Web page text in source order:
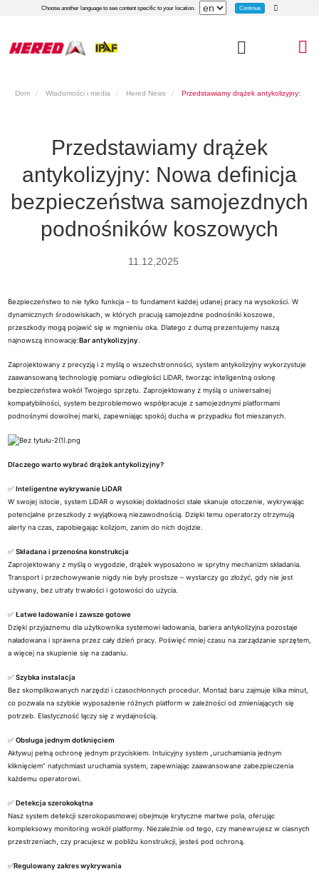
Choose another language to see content specific to your location. Continue
Dom Wiadomości i media Hered News
Przedstawiamy drążek
antykolizyjny: Nowa definicja
bezpieczeństwa samojezdnych
podnośników koszowych
11.12,2025
Bezpieczeństwo to nie tylko funkcja – to fundament każdej udanej pracy na wysokości. W
dynamicznych środowiskach, w których pracują samojezdne podnośniki koszowe,
przeszkody mogą pojawić się w mgnieniu oka. Dlatego z dumą prezentujemy naszą
najnowszą innowację:Bar antykolizyjny
Zaprojektowany z precyzją i z myślą o wszechstronności, system antykolizyjny wykorzystuje
zaawansowaną technologię pomiaru odległości LiDAR, tworząc inteligentną osłonę
bezpieczeństwa wokół Twojego sprzętu. Zaprojektowany z myślą o uniwersalnej
kompatybilności, system bezproblemowo współpracuje z samojezdnymi platformami
podnośnymi dowolnej marki, zapewniając spokój ducha w przypadku flot mieszanych.
Dlaczego warto wybrać drążek antykolizyjny?
✅ Inteligentne wykrywanie LiDAR
W swojej istocie, system LiDAR o wysokiej dokładności stale skanuje otoczenie, wykrywając
potencjalne przeszkody z wyjątkową niezawodnością. Dzięki temu operatorzy otrzymują
alerty na czas, zapobiegając kolizjom, zanim do nich dojdzie.
✅Składana i przenośna konstrukcja
Zaprojektowany z myślą o wygodzie, drążek wyposażono w sprytny mechanizm składania.
Transport i przechowywanie nigdy nie były prostsze – wystarczy go złożyć, gdy nie jest
używany, bez utraty trwałości i gotowości do użycia.
✅Łatwe ładowanie i zawsze gotowe
Dzięki przyjaznemu dla użytkownika systemowi ładowania, bariera antykolizyjna pozostaje
naładowana i sprawna przez cały dzień pracy. Poświęć mniej czasu na zarządzanie sprzętem,
a więcej na skupienie się na zadaniu.
✅Szybka instalacja
Bez skomplikowanych narzędzi i czasochłonnych procedur. Montaż baru zajmuje kilka minut,
co pozwala na szybkie wyposażenie różnych platform w zależności od zmieniających się
potrzeb. Elastyczność łączy się z wydajnością.
✅Obsługa jednym dotknięciem
Aktywuj pełną ochronę jednym przyciskiem. Intuicyjny system „uruchamiania jednym
kliknięciem” natychmiast uruchamia system, zapewniając zaawansowane zabezpieczenia
każdemu operatorowi.
✅ Detekcja szerokokątna
Nasz system detekcji szerokopasmowej obejmuje krytyczne martwe pola, oferując
kompleksowy monitoring wokół platformy. Niezależnie od tego, czy manewrujesz w ciasnych
przestrzeniach, czy pracujesz w pobliżu konstrukcji, jesteś pod ochroną.
✅Regulowany zakres wykrywania